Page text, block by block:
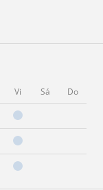
Vi Sá Do